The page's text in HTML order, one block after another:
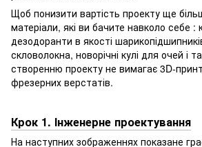
Щоб понизити вартість проекту ще
матеріали, які ви бачите навколо себе :
дезодоранти в якості
скловолокна, новорічні кулі для очей і
створенню проекту не вимагає 3D-
фрезерних верстатів.
Крок 1. Інженерне проектування
На наступних зображеннях показане